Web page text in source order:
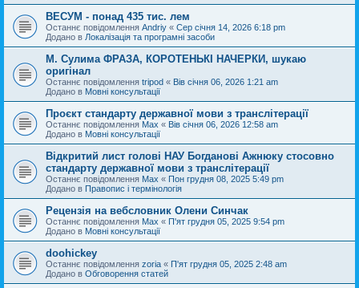
ВЕСУМ - понад 435 тис. лем
Останнє повідомлення Andriy « Сер січня 14, 2026 6:18 pm
Додано в Локалізація та програмні засоби
М. Сулима ФРАЗА, КОРОТЕНЬКІ НАЧЕРКИ, шукаю
оригінал
Останнє повідомлення tripod « Вів січня 06, 2026 1:21 am
Додано в Мовні консультації
Проєкт стандарту державної мови з транслітерації
Останнє повідомлення Max « Вів січня 06, 2026 12:58 am
Додано в Мовні консультації
Відкритий лист голові НАУ Богданові Ажнюку стосовно
стандарту державної мови з транслітерації
Останнє повідомлення Max « Пон грудня 08, 2025 5:49 pm
Додано в Правопис і термінологія
Рецензія на вебсловник Олени Синчак
Останнє повідомлення Max « П'ят грудня 05, 2025 9:54 pm
Додано в Мовні консультації
doohickey
Останнє повідомлення zoria « П'ят грудня 05, 2025 2:48 am
Додано в Обговорення статей